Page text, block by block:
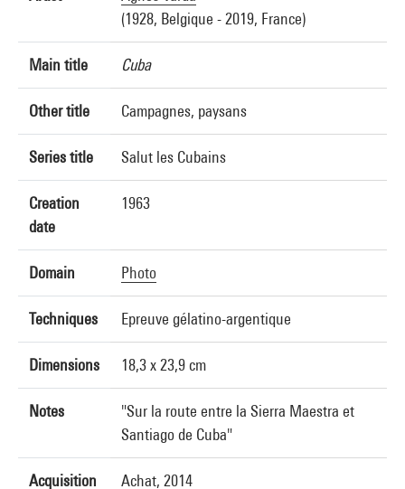
(1928, Belgique - 2019, France)
Main title Cuba
Other title Campagnes, paysans
Series title Salut les Cubains
Creation
date
1963
Domain Photo
Techniques Epreuve gélatino-argentique
Dimensions 18,3 x 23,9 cm
Notes
"Sur la route entre la Sierra Maestra et
Santiago de Cuba"
Acquisition Achat, 2014